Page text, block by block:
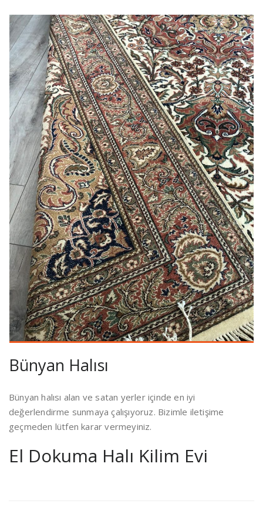
Bünyan Halısı
Bünyan halısı alan ve satan yerler içinde en iyi
değerlendirme sunmaya çalışıyoruz. Bizimle iletişime
geçmeden lütfen karar vermeyiniz.
El Dokuma Halı Kilim Evi